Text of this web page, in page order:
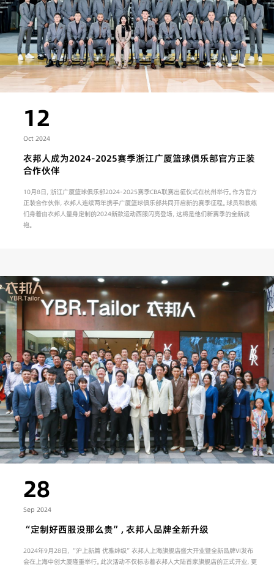
12
Oct 2024
衣邦人成为2024-2025赛季浙江广厦篮球俱乐部官方正装
合作伙伴
10月8日，浙江广厦篮球俱乐部2024-2025赛季CBA联赛出征仪式在杭州举行。作为官方
正装合作伙伴，衣邦人连续两年携手广厦篮球俱乐部共同开启新的赛季征程。球员和教练
们身着由衣邦人量身定制的2024新款运动西服闪亮登场，这将是他们新赛季的全新战
袍。
28
Sep 2024
“定制好西服没那么贵”，衣邦人品牌全新升级
2024年9月28日，“沪上新篇 优雅绅级”衣邦人上海旗舰店盛大开业暨全新品牌VI发布
会在上海中创大厦隆重举行。此次活动不仅标志着衣邦人大陆首家旗舰店的正式开业，更